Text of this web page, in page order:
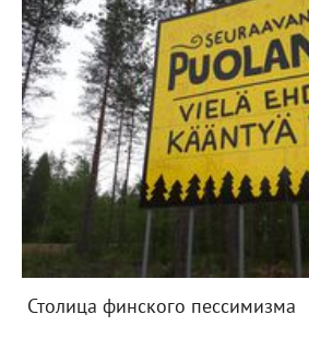
Столица финского пессимизма